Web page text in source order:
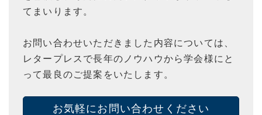
てまいります。
お問い合わせいただきました内容については、
レタープレスで長年のノウハウから学会様にと
って最良のご提案をいたします。
お気軽にお問い合わせください